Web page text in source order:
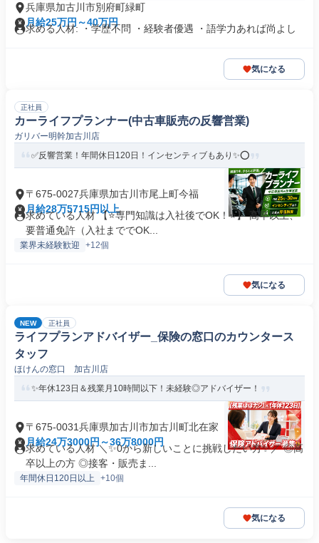
兵庫県加古川市別府町緑町
月給25万円～40万円
求める人材: ・学歴不問 ・経験者優遇 ・語学力あれば尚よし
気になる
正社員
カーライフプランナー(中古車販売の反響営業)
ガリバー明幹加古川店
✅反響営業！年間休日120日！インセンティブもあり✨⭕
〒675-0027兵庫県加古川市尾上町今福
月給28万5715円以上
求めている人材 【⭐専門知識は入社後でOK！⭐】 高卒以上、
要普通免許（入社まででOK...
業界未経験歓迎 +12個
気になる
NEW 正社員
ライフプランアドバイザー_保険の窓口のカウンタース
タッフ
ほけんの窓口 加古川店
✨年休123日＆残業月10時間以下！未経験◎アドバイザー！
〒675-0031兵庫県加古川市加古川町北在家
月給24万3000円～36万8000円
求めている人材 ＼✨0から新しいことに挑戦したい方✨／ ◎高
卒以上の方 ◎接客・販売ま...
年間休日120日以上 +10個
気になる